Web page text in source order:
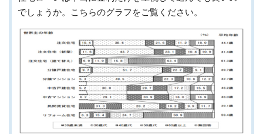
でしょうか。こちらのグラフをご覧ください。